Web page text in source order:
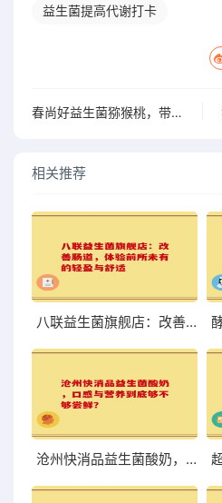
益生菌提高代谢打卡
春尚好益生菌猕猴桃，带你体验前所未有的美味与活力
相关推荐
八联益生菌旗舰店：改善肠道，体验前所未有的轻盈与舒适
沧州快消品益生菌酸奶，口感与营养到底够不够尝鲜？